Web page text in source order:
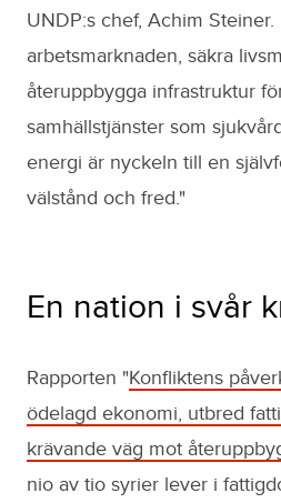
UNDP:s chef, Achim Steiner.
arbetsmarknaden, säkra
återuppbygga infrastruktur
samhällstjänster som
energi är nyckeln till en
välstånd och fred."
En nation i svår
Rapporten "Konfliktens
ödelagd ekonomi, utbred
krävande väg mot
nio av tio syrier lever i